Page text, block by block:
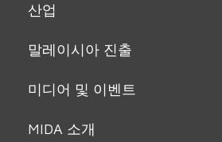
산업
말레이시아 진출
미디어 및 이벤트
MIDA 소개